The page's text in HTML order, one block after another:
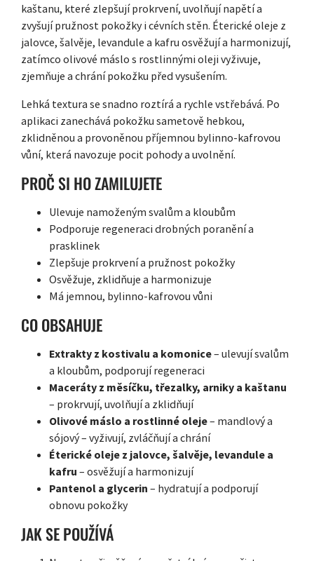
kaštanu, které zlepšují prokrvení, uvolňují napětí a
zvyšují pružnost pokožky i cévních stěn. Éterické oleje z
jalovce, šalvěje, levandule a kafru osvěžují a harmonizují,
zatímco olivové máslo s rostlinnými oleji vyživuje,
zjemňuje a chrání pokožku před vysušením.
Lehká textura se snadno roztírá a rychle vstřebává. Po
aplikaci zanechává pokožku sametově hebkou,
zklidněnou a provoněnou příjemnou bylinno-kafrovou
vůní, která navozuje pocit pohody a uvolnění.
PROČ SI HO ZAMILUJETE
Ulevuje namoženým svalům a kloubům
Podporuje regeneraci drobných poranění a
prasklinek
Zlepšuje prokrvení a pružnost pokožky
Osvěžuje, zklidňuje a harmonizuje
Má jemnou, bylinno-kafrovou vůni
CO OBSAHUJE
Extrakty z kostivalu a komonice– ulevují svalům
a kloubům, podporují regeneraci
Maceráty z měsíčku, třezalky, arniky a kaštanu
– prokrvují, uvolňují a zklidňují
Olivové máslo a rostlinné oleje– mandlový a
sójový – vyživují, zvláčňují a chrání
Éterické oleje z jalovce, šalvěje, levandule a
kafru – osvěžují a harmonizují
Pantenol a glycerin – hydratují a podporují
obnovu pokožky
JAK SE POUŽÍVÁ